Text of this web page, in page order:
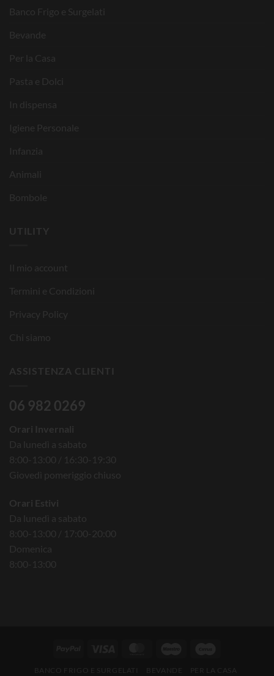
Banco Frigo e Surgelati
Bevande
Per la Casa
Pasta e Dolci
In dispensa
Igiene Personale
Infanzia
Animali
Bombole
UTILITY
Il mio account
Termini e Condizioni
Privacy Policy
Chi siamo
ASSISTENZA CLIENTI
06 982 0269
Orari Invernali
Da lunedì a sabato
8:00-13:00 / 16:30-19:30
Giovedì pomeriggio chiuso
Orari Estivi
Da lunedì a sabato
8:00-13:00 / 17:00-20:00
Domenica
8:00-13:00